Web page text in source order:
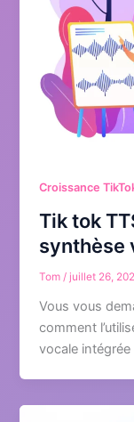
Croissance
Tik tok
synthèse
Tom/ juillet 26,
Vous vous
comment
vocale intégrée